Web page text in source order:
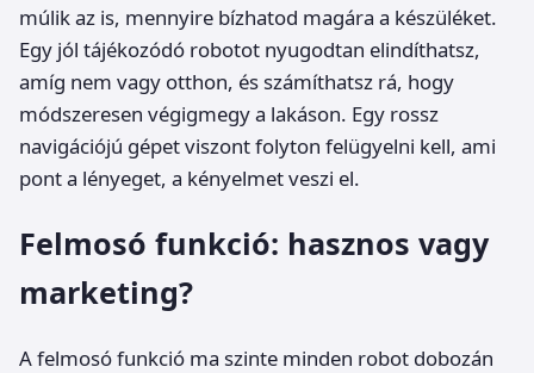
múlik az is, mennyire bízhatod magára a készüléket.
Egy jól tájékozódó robotot nyugodtan elindíthatsz,
amíg nem vagy otthon, és számíthatsz rá, hogy
módszeresen végigmegy a lakáson. Egy rossz
navigációjú gépet viszont folyton felügyelni kell, ami
pont a lényeget, a kényelmet veszi el.
Felmosó funkció: hasznos vagy
marketing?
A felmosó funkció ma szinte minden robot dobozán